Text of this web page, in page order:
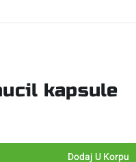
kapsule
Dodaj U Korpu